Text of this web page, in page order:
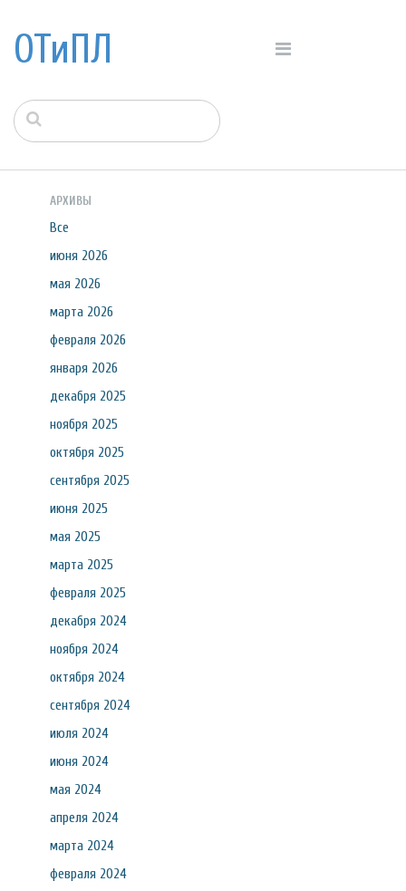
ОТиПЛ
АРХИВЫ
Все
июня 2026
мая 2026
марта 2026
февраля 2026
января 2026
декабря 2025
ноября 2025
октября 2025
сентября 2025
июня 2025
мая 2025
марта 2025
февраля 2025
декабря 2024
ноября 2024
октября 2024
сентября 2024
июля 2024
июня 2024
мая 2024
апреля 2024
марта 2024
февраля 2024